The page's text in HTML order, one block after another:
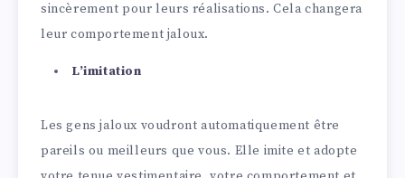
sincèrement pour leurs réalisations. Cela changera
leur comportement jaloux.
L’imitation
Les gens jaloux voudront automatiquement être
pareils ou meilleurs que vous. Elle imite et adopte